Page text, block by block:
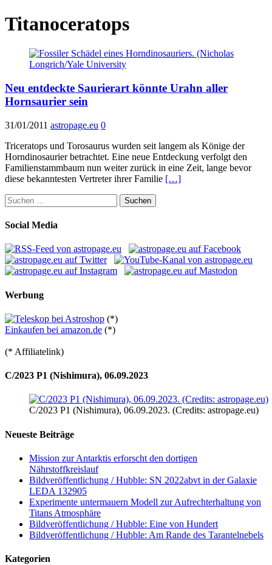
Titanoceratops
Neu entdeckte Saurierart könnte Urahn aller
Hornsaurier sein
31/01/2011 astropage.eu 0
Triceratops und Torosaurus wurden seit langem als Könige der
Horndinosaurier betrachtet. Eine neue Entdeckung verfolgt den
Familienstammbaum nun weiter zurück in eine Zeit, lange bevor
diese bekanntesten Vertreter ihrer Familie […]
Suchen
nach:
Social Media
Werbung
(*)
Einkaufen bei amazon.de (*)
(* Affiliatelink)
C/2023 P1 (Nishimura), 06.09.2023
C/2023 P1 (Nishimura), 06.09.2023. (Credits: astropage.eu)
Neueste Beiträge
Mission zur Antarktis erforscht den dortigen
Nährstoffkreislauf
Bildveröffentlichung / Hubble: SN 2022abvt in der Galaxie
LEDA 132905
Experimente untermauern Modell zur Aufrechterhaltung von
Titans Atmosphäre
Bildveröffentlichung / Hubble: Eine von Hundert
Bildveröffentlichung / Hubble: Am Rande des Tarantelnebels
Kategorien